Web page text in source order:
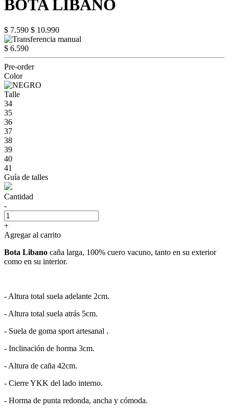
BOTA LIBANO
$ 7.590 $ 10.990
$ 6.590
Pre-order
Color
Talle
34
35
36
37
38
39
40
41
Guía de talles
Cantidad
-
+
Agregar al carrito
Bota Libano caña larga, 100% cuero vacuno, tanto en su exterior
como en su interior.
- Altura total suela adelante 2cm.
- Altura total suela atrás 5cm.
- Suela de goma sport artesanal .
- Inclinación de horma 3cm.
- Altura de caña 42cm.
- Cierre YKK del lado interno.
- Horma de punta redonda, ancha y cómoda.